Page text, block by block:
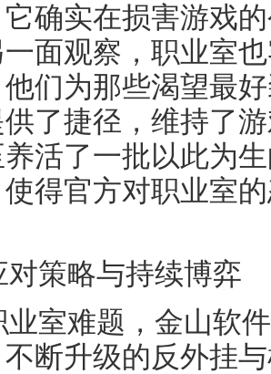
确实在损害游戏
面观察，职业室
们为那些渴望最
了捷径，维持了
活了一批以此为
得官方对职业室
对策略与持续博弈
业室难题，金山软
断升级的反外挂